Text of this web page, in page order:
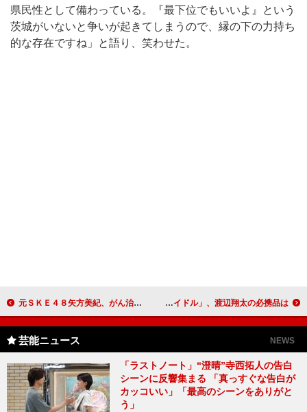
県民性として備わっている。『最下位でもいいよ』という
茨城がいないと争いが起きてしまうので、縁の下の力持ち
的な存在ですね」と語り、笑わせた。
元ＳＫＥ４８矢方美紀、がん治療で心境変化 全摘した左乳房「再建せずこのまま」 ジャニーズJr.「Ｓｎｏｗ Ｍａｎ」、舞台でトリプル主演 「無人島でもアイドル」、渡辺翔太の必携品は…
芸能ニュース NEWS
「ラストノート」“澄晴”寺西拓人の告白
シーンに反響集まる 「真っすぐな告白が
カッコいい」「最高のシーンをありがと
う」